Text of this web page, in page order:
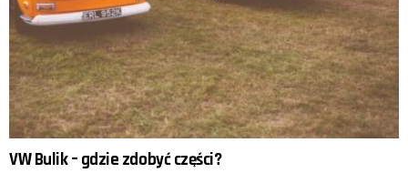
VW Bulik – gdzie zdobyć części?